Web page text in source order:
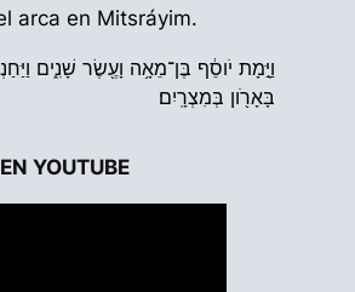
arca en Mitsráyim.
וַיָּ֣מָת יֹוסֵ֔ף בֶּן־מֵאָ֥ה וָעֶ֖שֶׂר שָׁנִ֑ים
בָּאָרֹ֖ון בְּמִצְרָֽיִם׃
YOUTUBE